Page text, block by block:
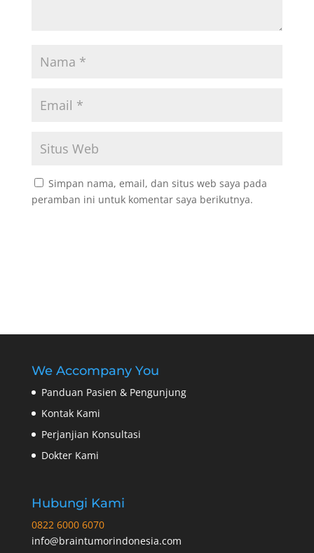
Simpan nama, email, dan situs web saya pada
peramban ini untuk komentar saya berikutnya.
We Accompany You
Panduan Pasien & Pengunjung
Kontak Kami
Perjanjian Konsultasi
Dokter Kami
Hubungi Kami
0822 6000 6070
info@braintumorindonesia.com